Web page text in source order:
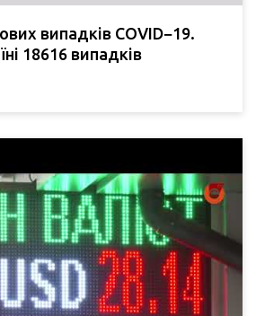
випадків COVID−19.
18616 випадків